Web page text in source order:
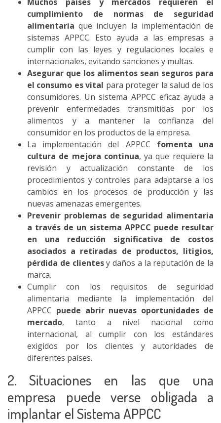
cumplimiento de normas de seguridad
alimentaria que incluyen la implementación de
sistemas APPCC. Esto ayuda a las empresas a
cumplir con las leyes y regulaciones locales e
internacionales, evitando sanciones y multas.
Asegurar que los alimentos sean seguros para
el consumo es vital para proteger la salud de los
consumidores. Un sistema APPCC eficaz ayuda a
prevenir enfermedades transmitidas por los
alimentos y a mantener la confianza del
consumidor en los productos de la empresa.
La implementación del APPCC fomenta una
cultura de mejora continua, ya que requiere la
revisión y actualización constante de los
procedimientos y controles para adaptarse a los
cambios en los procesos de producción y las
nuevas amenazas emergentes.
Prevenir problemas de seguridad alimentaria
a través de un sistema APPCC puede resultar
en una reducción significativa de costos
asociados a retiradas de productos, litigios,
pérdida de clientesy daños a la reputación de la
marca.
Cumplir con los requisitos de seguridad
alimentaria mediante la implementación del
APPCC puede abrir nuevas oportunidades de
mercado, tanto a nivel nacional como
internacional, al cumplir con los estándares
exigidos por los clientes y autoridades de
diferentes países.
2. Situaciones en las que una
empresa puede verse obligada a
implantar el Sistema APPCC